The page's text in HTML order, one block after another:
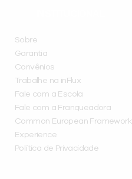
Sobre
Garantia
Convênios
Trabalhe na inFlux
Fale com a Escola
Fale com a Franqueadora
Common European Framework
Experience
Política de Privacidade